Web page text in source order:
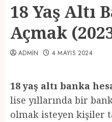
18 Yaş Altı
Açmak
ADMIN 4 MAYIS 2024
18 yaş altı banka
lise yıllarında bir
olmak isteyen kişiler